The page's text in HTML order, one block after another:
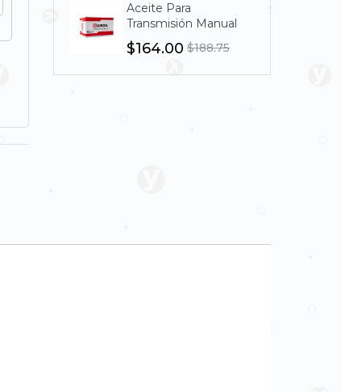
Aceite Para
Transmisión Manual
Lukoil Transmission
UNI SAE 85W-140
$164.00 $188.75